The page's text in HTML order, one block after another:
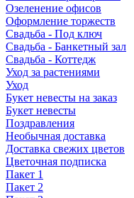
Озеленение офисов
Оформление торжеств
Свадьба - Под ключ
Свадьба - Банкетный зал
Свадьба - Коттедж
Уход за растениями
Уход
Букет невесты на заказ
Букет невесты
Поздравления
Необычная доставка
Доставка свежих цветов
Цветочная подписка
Пакет 1
Пакет 2